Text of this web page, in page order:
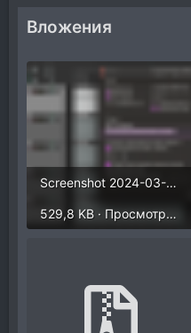
Вложения
Screenshot 2024-03-30 at 13.54.28.png
529,8 KB · Просмотры: 226